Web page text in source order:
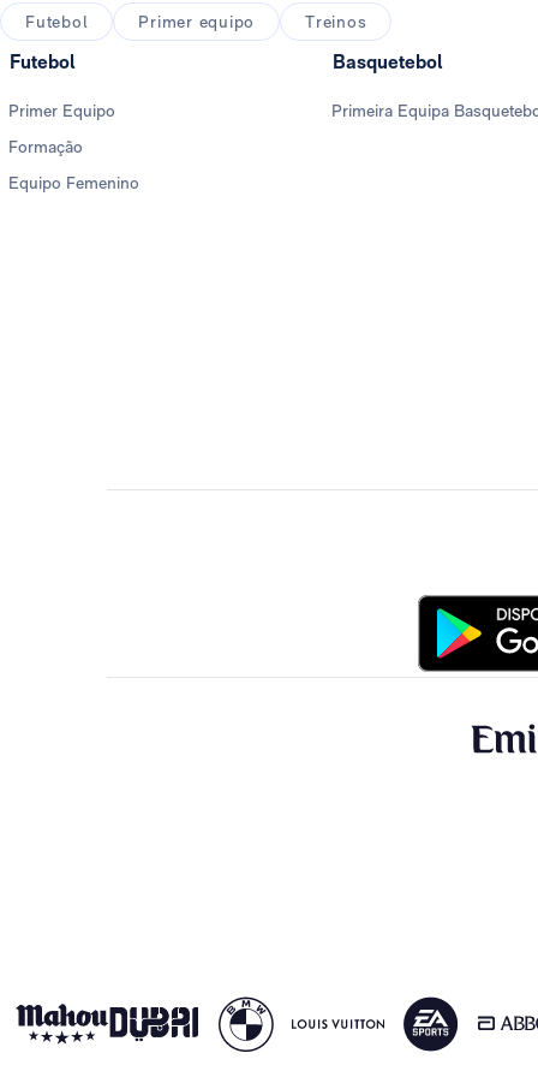
Futebol
Primer equipo Treinos
Futebol
Primer Equipo
Formação
Equipo Femenino
Basquetebol
Primeira Equipa